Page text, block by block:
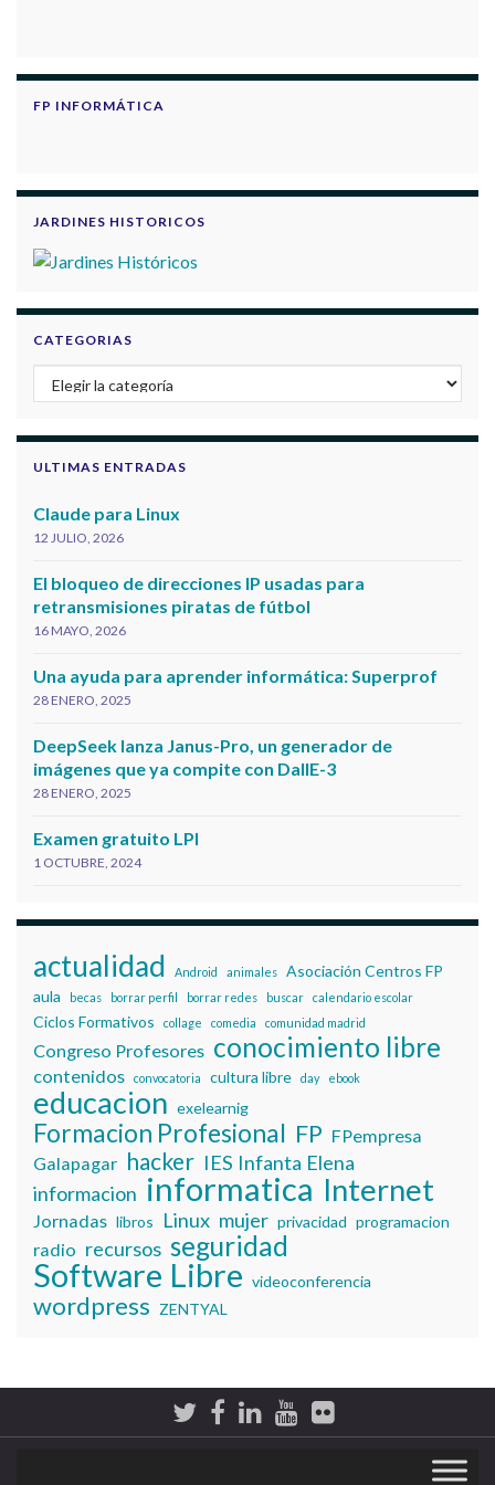
FP INFORMÁTICA
JARDINES HISTORICOS
CATEGORIAS
Categorias
ULTIMAS ENTRADAS
Claude para Linux
12 JULIO, 2026
El bloqueo de direcciones IP usadas para
retransmisiones piratas de fútbol
16 MAYO, 2026
Una ayuda para aprender informática: Superprof
28 ENERO, 2025
DeepSeek lanza Janus-Pro, un generador de
imágenes que ya compite con DallE-3
28 ENERO, 2025
Examen gratuito LPI
1 OCTUBRE, 2024
actualidad Android animales
Asociación Centros FP
aula
becas borrar perfil borrar redes buscar calendario escolar
Ciclos Formativos collage comedia comunidad madrid
Congreso Profesores conocimiento libre
contenidos convocatoria cultura libre day ebook
educacion exelearnig
Formacion Profesional FP FPempresa
Galapagar hacker IES Infanta Elena
informacion informatica Internet
Jornadas libros Linux mujer privacidad programacion
radio recursos seguridad
Software Libre videoconferencia
wordpress ZENTYAL